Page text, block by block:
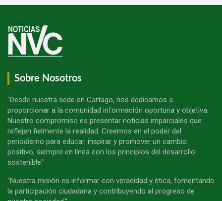
Sobre Nosotros
"Desde nuestra sede en Cartago, nos dedicamos a
proporcionar a la comunidad información oportuna y objetiva.
Nuestro compromiso es presentar noticias imparciales que
reflejen fielmente la realidad. Creemos en el poder del
periodismo para educar, inspirar y promover un cambio
positivo, siempre en línea con los principios del desarrollo
sostenible."
"Nuestra misión es informar con veracidad y ética, fomentando
la participación ciudadana y contribuyendo al progreso de